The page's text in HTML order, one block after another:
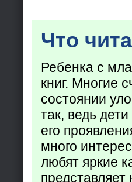
Что
Ребенка с
книг. Многие
состоянии
так, ведь
его
много
любят яркие